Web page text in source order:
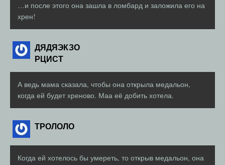
…и после этого она зашла в ломбард и заложила его на
хрен!
ДЯДЯЭКЗО
РЦИСТ
А ведь мама сказала, чтобы она открыла медальон,
когда ей будет хреново. Маа её добить хотела.
ТРОЛОЛО
Когда ей хотелось бы умереть, то открыв медальон, она